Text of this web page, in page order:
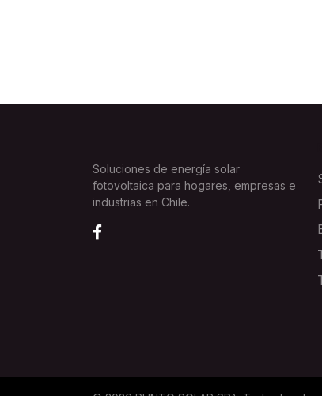
Soluciones de energía solar
fotovoltaica para hogares, empresas e
industrias en Chile.